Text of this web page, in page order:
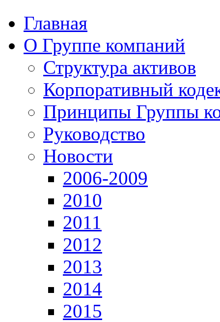
Главная
О Группе компаний
Структура активов
Корпоративный
Принципы Группы
Руководство
Новости
2006-2009
2010
2011
2012
2013
2014
2015